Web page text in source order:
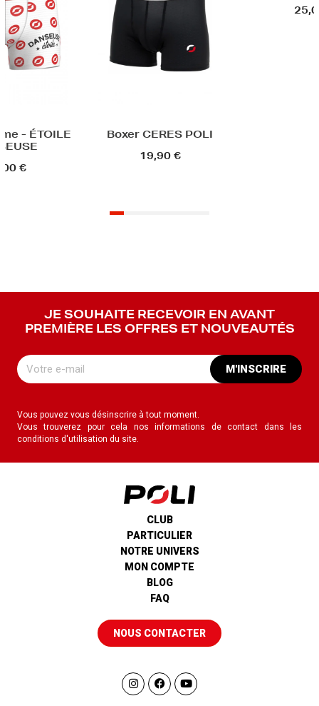
- ÉTOILE
€
Boxer CERES POLI
19,90 €
JE SOUHAITE RECEVOIR EN AVANT
PREMIÈRE LES OFFRES ET NOUVEAUTÉS
M'INSCRIRE
Vous pouvez vous désinscrire à tout moment.
Vous trouverez pour cela nos informations de contact dans les
conditions d'utilisation du site.
CLUB
PARTICULIER
NOTRE UNIVERS
MON COMPTE
BLOG
FAQ
NOUS CONTACTER